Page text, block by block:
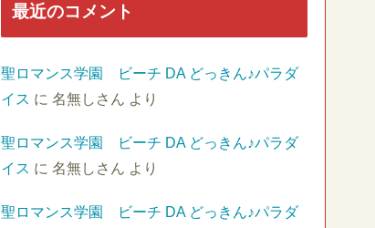
最近のコメント
聖ロマンス学園 ビーチ DA どっきん♪パラダ
イス に 名無しさん より
聖ロマンス学園 ビーチ DA どっきん♪パラダ
イス に 名無しさん より
聖ロマンス学園 ビーチ DA どっきん♪パラダ